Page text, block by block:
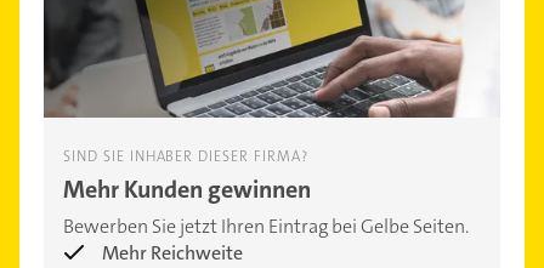
SIND SIE INHABER DIESER FIRMA?
Mehr Kunden gewinnen
Bewerben Sie jetzt Ihren Eintrag bei Gelbe Seiten.
Mehr Reichweite